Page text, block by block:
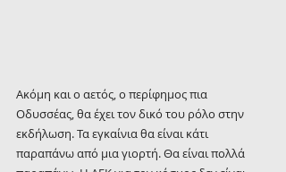
Ακόμη και ο αετός, ο περίφημος πια
Οδυσσέας, θα έχει τον δικό του ρόλο στην
εκδήλωση. Τα εγκαίνια θα είναι κάτι
παραπάνω από μια γιορτή. Θα είναι πολλά